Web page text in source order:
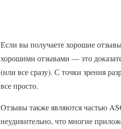
Если вы получаете хорошие
хорошими отзывами — это
(или все сразу). С точки зрения
все просто.
Отзывы также являются частью
неудивительно, что многие